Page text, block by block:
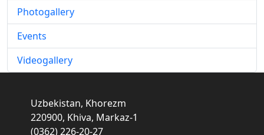
Photogallery
Events
Videogallery
Uzbekistan, Khorezm
220900, Khiva, Markaz-1
(0362) 226-20-27